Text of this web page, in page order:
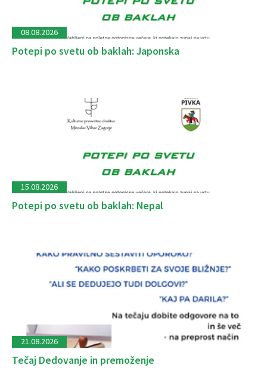
Potepi po svetu ob baklah: Japonska
08.08.2026
Potepi po svetu ob baklah: Nepal
15.08.2026
Tečaj Dedovanje in premoženje
21.08.2026